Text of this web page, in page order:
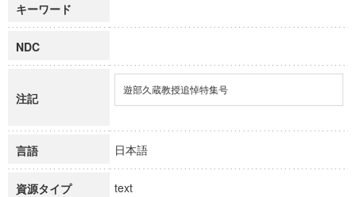
キーワード
NDC
注記
遊部久蔵教授追悼特集号
言語 日本語
資源タイプ text